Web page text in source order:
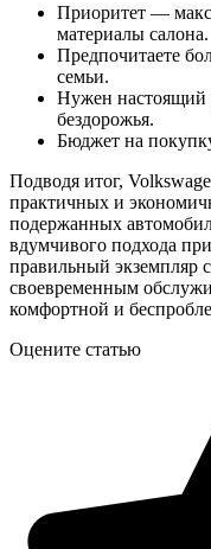
Приоритет —
материалы салона.
Предпочитаете
семьи.
Нужен настоящий
бездорожья.
Бюджет на
Подводя итог,
практичных и
подержанных
вдумчивого подхода
правильный экземпляр
своевременным
комфортной и
Оцените статью